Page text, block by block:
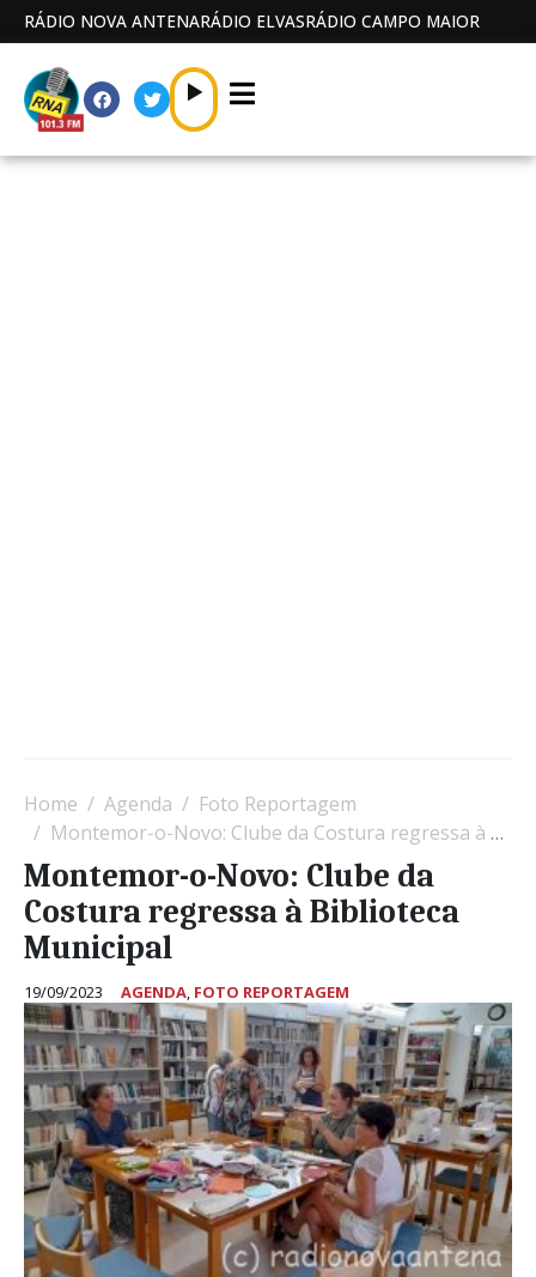
RÁDIO NOVA ANTENARÁDIO ELVASRÁDIO CAMPO MAIOR
Home Agenda
Foto Reportagem
Montemor-o-Novo: Clube da Costura regressa à Biblioteca Municipal
Montemor-o-Novo: Clube da
Costura regressa à Biblioteca
Municipal
19/09/2023 AGENDA, FOTO REPORTAGEM